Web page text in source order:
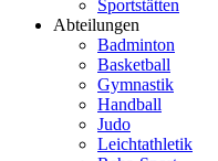
Sportstätten
Abteilungen
Badminton
Basketball
Gymnastik
Handball
Judo
Leichtathletik